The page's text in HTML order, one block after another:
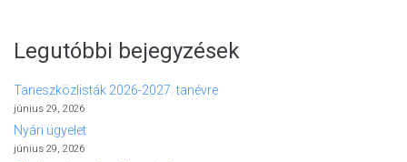
Legutóbbi bejegyzések
Taneszközlisták 2026-2027. tanévre
június 29, 2026
Nyári ügyelet
június 29, 2026